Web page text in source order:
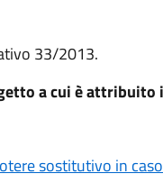
33/2013.
a cui è
sostitutivo in